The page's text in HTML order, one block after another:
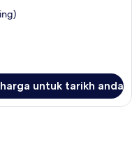
untuk tarikh anda